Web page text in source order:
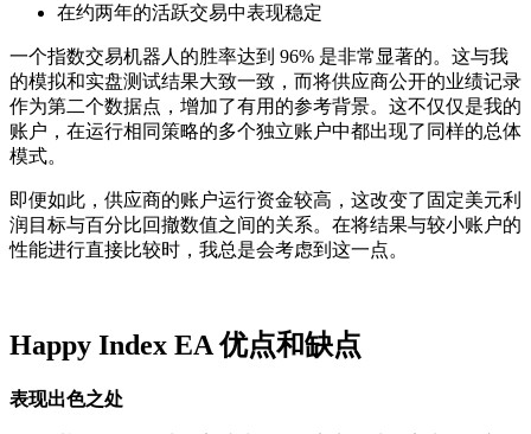
在约两年的活跃交易中表现稳定
一个指数交易机器人的胜率达到 96% 是非常显著的。这与我
的模拟和实盘测试结果大致一致，而将供应商公开的业绩记录
作为第二个数据点，增加了有用的参考背景。这不仅仅是我的
账户，在运行相同策略的多个独立账户中都出现了同样的总体
模式。
即便如此，供应商的账户运行资金较高，这改变了固定美元利
润目标与百分比回撤数值之间的关系。在将结果与较小账户的
性能进行直接比较时，我总是会考虑到这一点。
Happy Index EA 优点和缺点
表现出色之处